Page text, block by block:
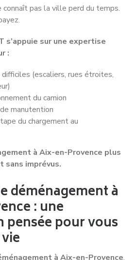
connaît pas la ville perd du temps.
s’appuie sur une expertise
:
(escaliers, rues étroites,
du camion
manutention
du chargement au
à Aix-en-Provence plus
sans imprévus.
déménagement à
: une
pensée pour vous
à Aix-en-Provence,